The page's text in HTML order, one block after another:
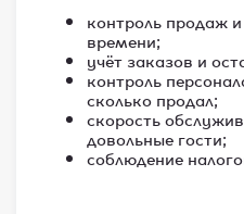
контроль продаж
времени;
учёт заказов и
контроль
сколько продал;
скорость
довольные гости;
соблюдение